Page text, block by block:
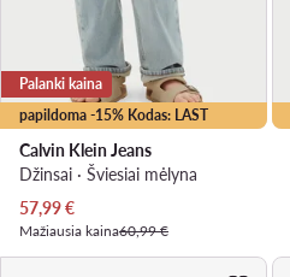
papildoma -15% Kodas: LAST
Palanki kaina
Calvin Klein Jeans
Džinsai · Šviesiai mėlyna
Dabartinė kaina
57,99€
Mažiausia kaina60,99 €